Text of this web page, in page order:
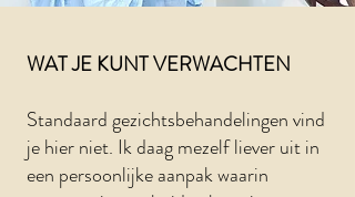
WAT JE KUNT VERWACHTEN
Standaard gezichtsbehandelingen vind
je hier niet. Ik daag mezelf liever uit in
een persoonlijke aanpak waarin